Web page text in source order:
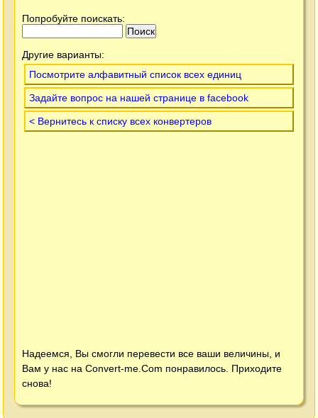
Попробуйте поискать:
Другие варианты:
Посмотрите алфавитный список всех единиц
Задайте вопрос на нашей странице в facebook
< Вернитесь к списку всех конвертеров
Надеемся, Вы смогли перевести все ваши величины, и
Вам у нас на Convert-me.Com понравилось. Приходите
снова!